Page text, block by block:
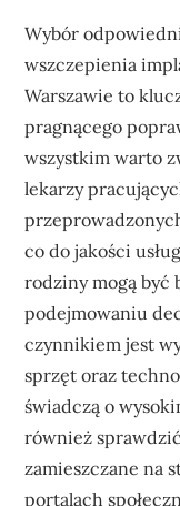
Wybór
wszczepienia
Warszawie to
pragnącego
wszystkim warto
lekarzy
co do jakości
rodziny mogą być
podejmowaniu
czynnikiem jest
sprzęt oraz
świadczą o
również
zamieszczane na
portalach